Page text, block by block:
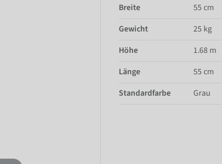
Breite
55 cm
Gewicht
25 kg
Höhe
1.68 m
Länge
55 cm
Standardfarbe
Grau